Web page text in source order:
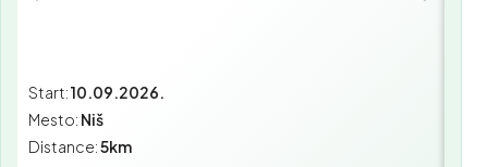
Start:10.09.2026.
Mesto: Niš
Distance:5km